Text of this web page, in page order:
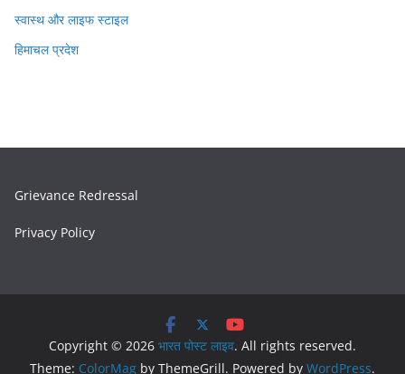
स्वास्थ और लाइफ स्टाइल
हिमाचल प्रदेश
Grievance Redressal
Privacy Policy
Copyright © 2026 भारत पोस्ट लाइव. All rights reserved.
Theme: ColorMag by ThemeGrill. Powered by WordPress.